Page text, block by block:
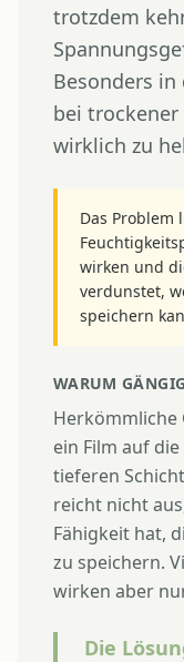
trotzdem
Besonders in
bei
wirklich zu
Das Problem
wirken und
verdunstet,
speichern
WARUM
Herkömmliche
ein Film auf
tieferen
reicht nicht
Fähigkeit hat,
zu speichern.
wirken aber
Die